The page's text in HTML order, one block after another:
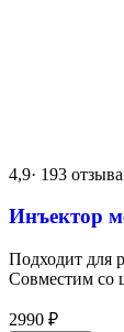
4,9· 193 отзыва
Инъектор
Подходит для
Совместим со
2990 ₽